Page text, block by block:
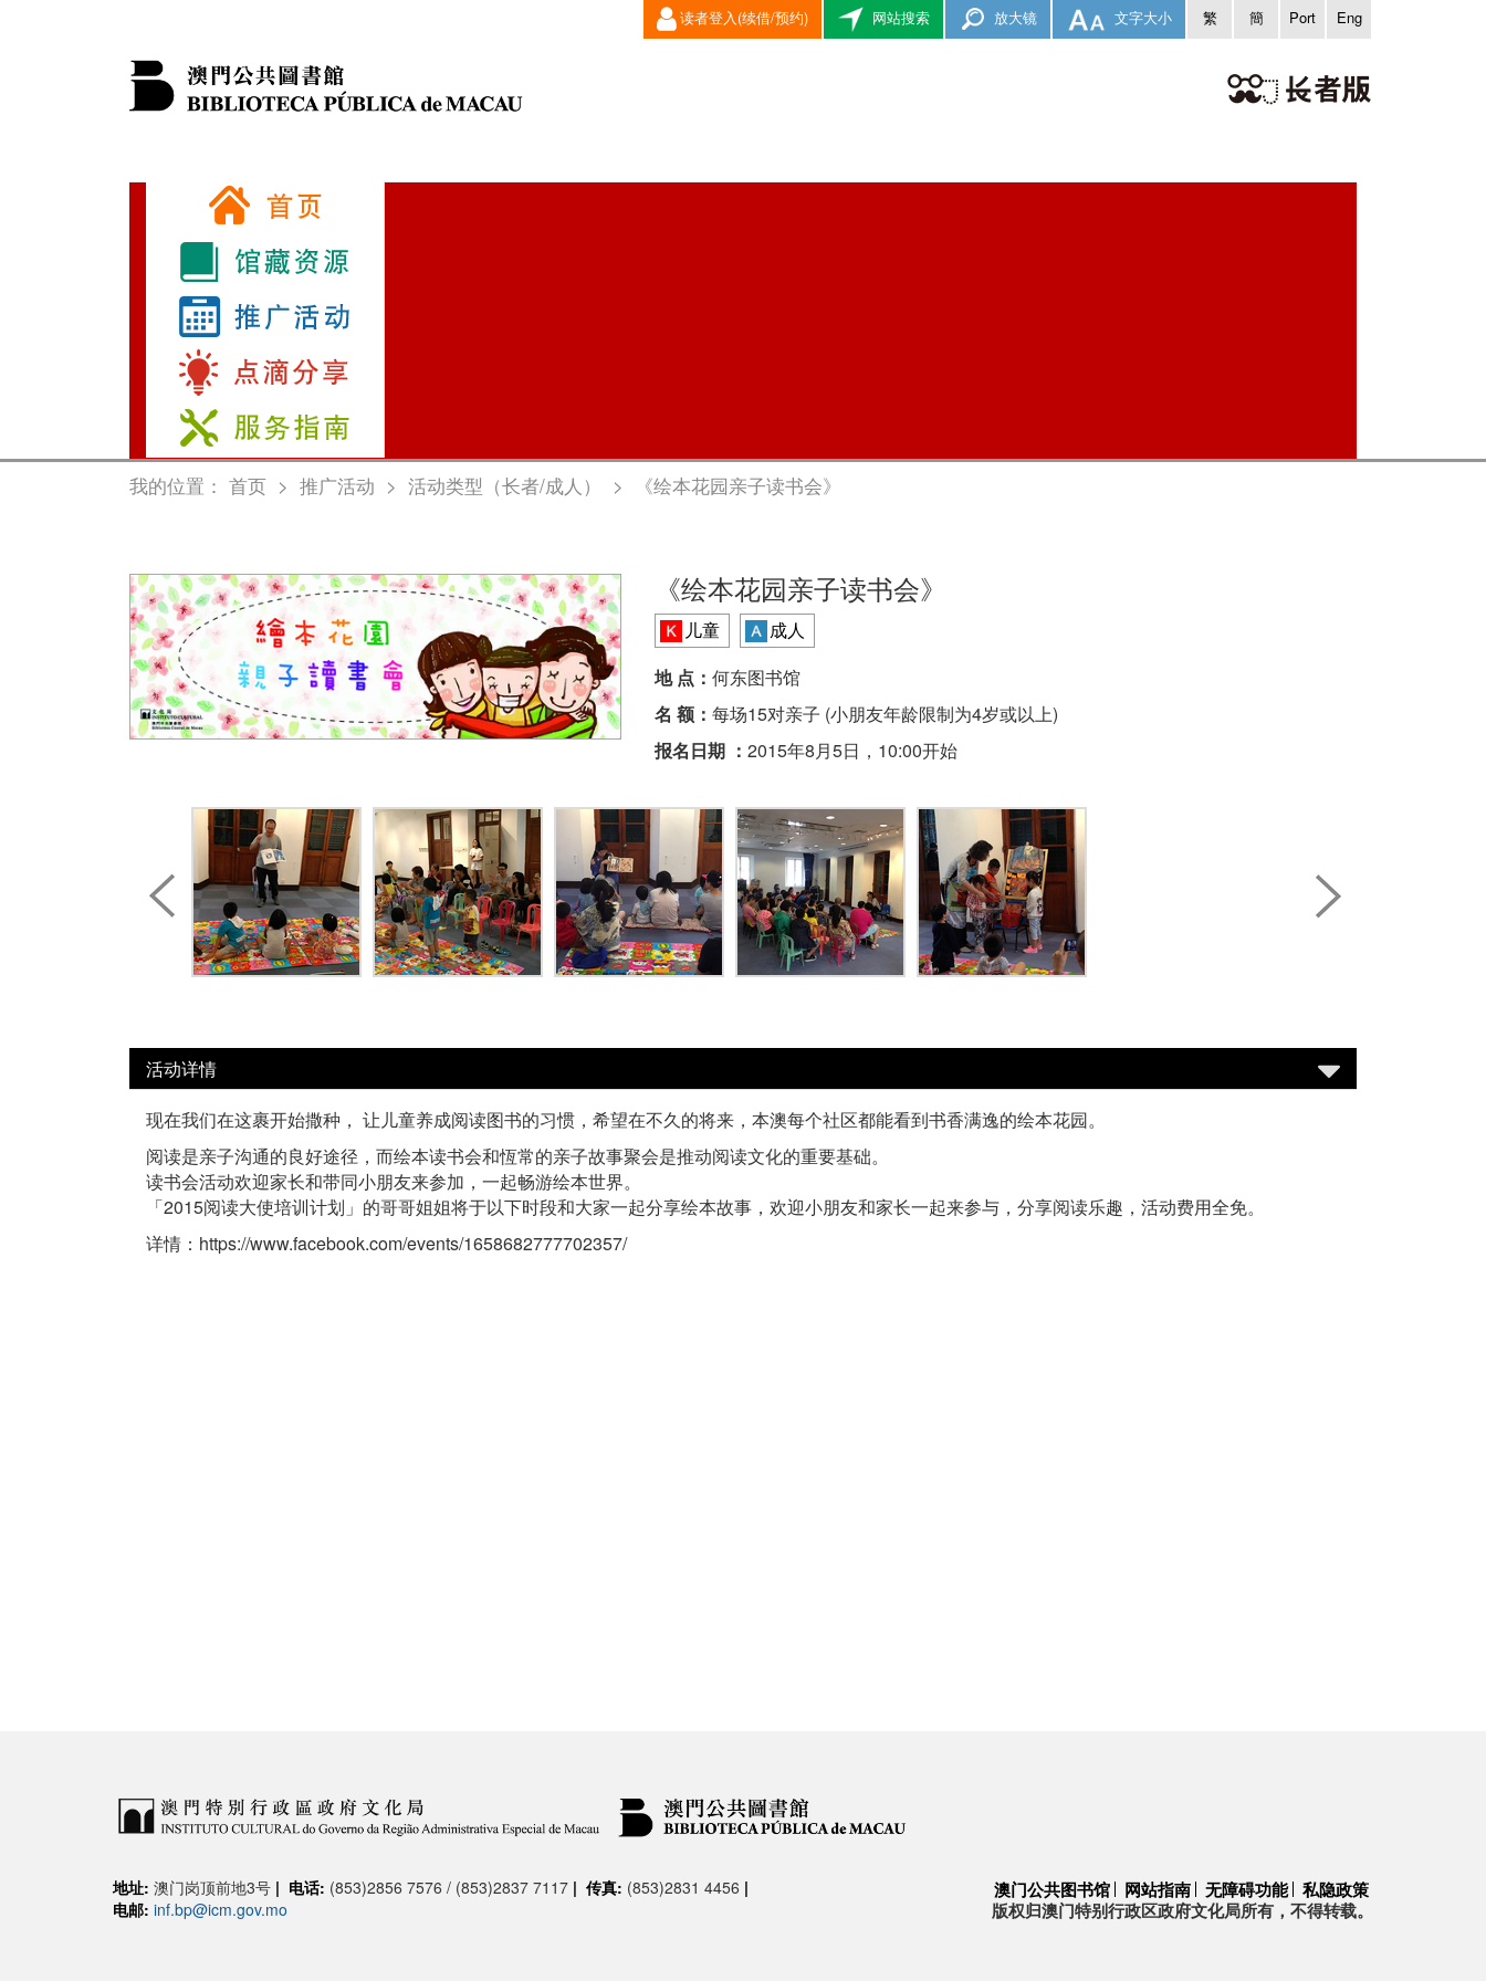
读者登入(续借/预约) 网站搜索 放大镜 文字大小 繁 簡 Port Eng
我的位置： 首页 > 推广活动 > 活动类型（长者/成人） > 《绘本花园亲子读书会》
《绘本花园亲子读书会》
儿童
成人
地 点： 何东图书馆
名 额： 每场15对亲子 (小朋友年龄限制为4岁或以上)
报名日期 ： 2015年8月5日，10:00开始
活动详情
现在我们在这裹开始撒种， 让儿童养成阅读图书的习惯，希望在不久的将来，本澳每个社区都能看到书香满逸的绘本花园。
阅读是亲子沟通的良好途径，而绘本读书会和恆常的亲子故事聚会是推动阅读文化的重要基础。
读书会活动欢迎家长和带同小朋友来参加，一起畅游绘本世界。
「2015阅读大使培训计划」的哥哥姐姐将于以下时段和大家一起分享绘本故事，欢迎小朋友和家长一起来参与，分享阅读乐趣，活动费用全免。
详情：https://www.facebook.com/events/1658682777702357/
地址: 澳门岗顶前地3号 | 电话: (853)2856 7576 / (853)2837 7117 | 传真: (853)2831 4456 |
电邮: inf.bp@icm.gov.mo
澳门公共图书馆 网站指南 无障碍功能 私隐政策
版权归澳门特别行政区政府文化局所有，不得转载。